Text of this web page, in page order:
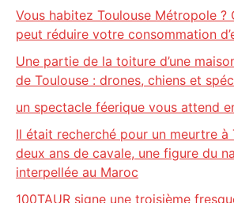
Vous habitez Toulouse Métropole ?
peut réduire votre consommation
Une partie de la toiture d’une
de Toulouse : drones, chiens et
un spectacle féerique vous attend
Il était recherché pour un meurtre à
deux ans de cavale, une figure du
interpellée au Maroc
100TAUR signe une troisième